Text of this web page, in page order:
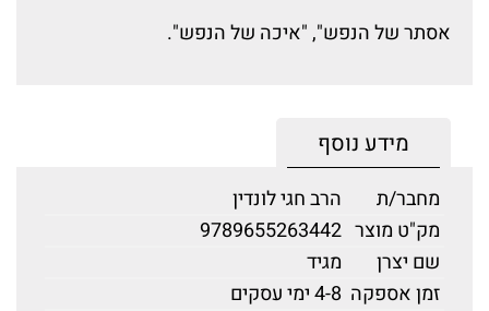
אסתר של הנפש", "איכה של הנפש".
מידע נוסף
מחבר/ת
הרב חגי לונדין
מק"ט מוצר 9789655263442
שם יצרן
מגיד
זמן אספקה 4-8 ימי עסקים